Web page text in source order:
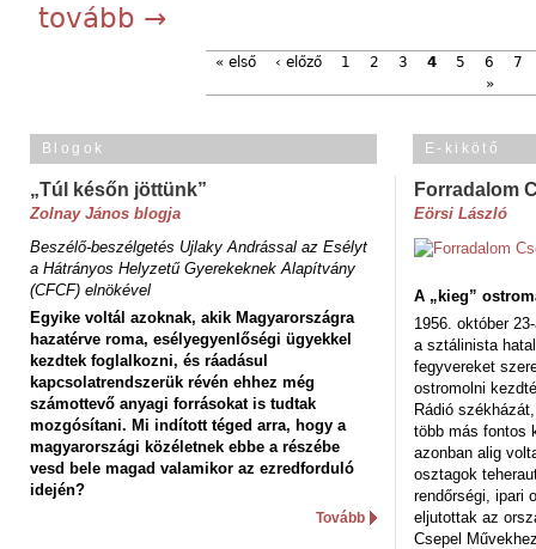
tovább →
« első ‹ előző 1 2 3 4 5 6
7
»
Blogok
„Túl későn jöttünk”
Zolnay János blogja
Beszélő-beszélgetés Ujlaky Andrással az Esélyt
a Hátrányos Helyzetű Gyerekeknek Alapítvány
(CFCF) elnökével
Egyike voltál azoknak, akik Magyarországra
hazatérve roma, esélyegyenlőségi ügyekkel
kezdtek foglalkozni, és ráadásul
kapcsolatrendszerük révén ehhez még
számottevő anyagi forrásokat is tudtak
mozgósítani. Mi indított téged arra, hogy a
magyarországi közéletnek ebbe a részébe
vesd bele magad valamikor az ezredforduló
idején?
Tovább
E-kikötő
Forradalom
Eörsi László
A „kieg”
1956. október
a sztálinista
fegyvereket
ostromolni
Rádió
több más fontos
azonban alig
osztagok
rendőrségi, ipari
eljutottak az
Csepel